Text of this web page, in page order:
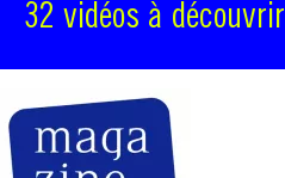
32 vidéos à découvrir